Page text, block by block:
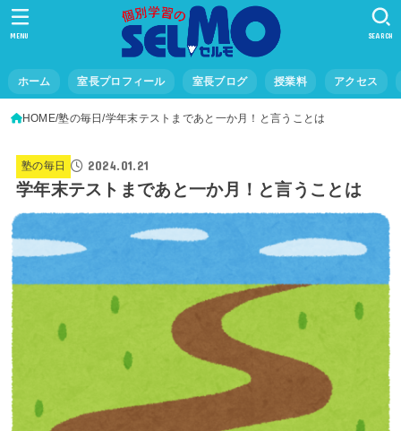
ホーム 室長プロフィール 室長ブログ 授業料 アクセス
SEARCH
MENU
HOME 塾の毎日 学年末テストまであと一か月！と言うことは
塾の毎日 2024.01.21
学年末テストまであと一か月！と言うことは